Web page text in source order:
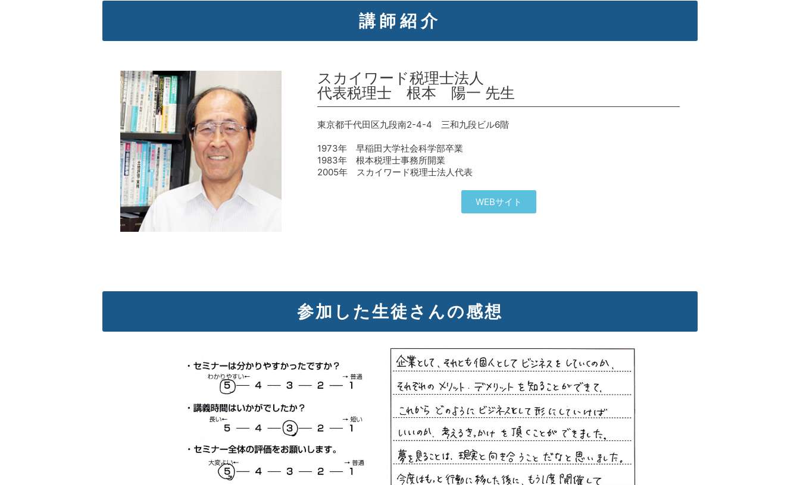
講師紹介
スカイワード税理士法人
代表税理士 根本 陽一 先生
東京都千代田区九段南2-4-4 三和九段ビル6階
1973年 早稲田大学社会科学部卒業
1983年 根本税理士事務所開業
2005年 スカイワード税理士法人代表
WEBサイト
参加した生徒さんの感想